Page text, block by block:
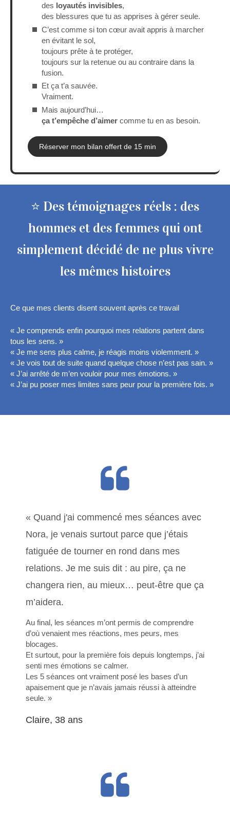
des loyautés invisibles,
des blessures que tu as apprises à gérer seule.
C’est comme si ton cœur avait appris à marcher
en évitant le sol,
toujours prête à te protéger,
toujours sur la retenue ou au contraire dans la
fusion.
Et ça t’a sauvée.
Vraiment.
Mais aujourd’hui…
ça t’empêche d’aimer comme tu en as besoin.
Réserver mon bilan offert de 15 min
⭐ Des témoignages réels : des
hommes et des femmes qui ont
simplement décidé de ne plus vivre
les mêmes histoires
Ce que mes clients disent souvent après ce travail
« Je comprends enfin pourquoi mes relations partent dans
tous les sens. »
« Je me sens plus calme, je réagis moins violemment. »
« Je vois tout de suite quand quelque chose n’est pas sain. »
« J’ai arrêté de m’en vouloir pour mes émotions. »
« J’ai pu poser mes limites sans peur pour la première fois. »
« Quand j'ai commencé mes séances avec
Nora, je venais surtout parce que j’étais
fatiguée de tourner en rond dans mes
relations. Je me suis dit : au pire, ça ne
changera rien, au mieux… peut-être que ça
m’aidera.
Au final, les séances m’ont permis de comprendre
d’où venaient mes réactions, mes peurs, mes
blocages.
Et surtout, pour la première fois depuis longtemps, j’ai
senti mes émotions se calmer.
Les 5 séances ont vraiment posé les bases d’un
apaisement que je n’avais jamais réussi à atteindre
seule. »
Claire, 38 ans